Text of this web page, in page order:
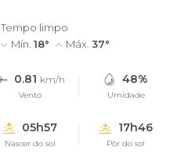
Tempo limpo
Mín. 18° Máx. 37°
0.81 km/h
Vento
48%
Umidade
05h57
Nascer do sol
17h46
Pôr do sol